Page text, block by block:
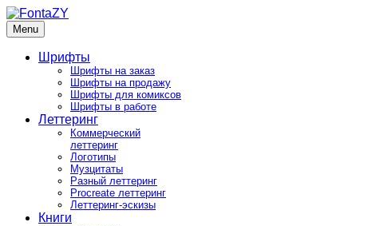
Skip
to
content
FontaZY
Fonts and pictures by Zakhar Yaschin
Menu
Шрифты
Шрифты на заказ
Шрифты на продажу
Шрифты для комиксов
Шрифты в работе
Леттеринг
Коммерческий
леттеринг
Логотипы
Музцитаты
Разный леттеринг
Procreate леттеринг
Леттеринг-эскизы
Книги